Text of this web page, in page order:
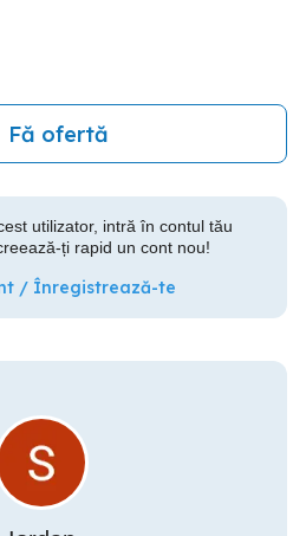
Fă ofertă
utilizator, intră în contul tău
ți rapid un cont nou!
/ Înregistrează-te